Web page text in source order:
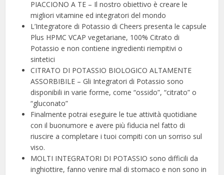
PIACCIONO A TE – Il nostro obiettivo è creare le
migliori vitamine ed integratori del mondo
L’Integratore di Potassio di Cheers presenta le capsule
Plus HPMC VCAP vegetariane, 100% Citrato di
Potassio e non contiene ingredienti riempitivi o
sintetici
CITRATO DI POTASSIO BIOLOGICO ALTAMENTE
ASSORBIBILE – Gli Integratori di Potassio sono
disponibili in varie forme, come “ossido”, “citrato” o
“gluconato”
Finalmente potrai eseguire le tue attività quotidiane
con il buonumore e avere più fiducia nel fatto di
riuscire a completare i tuoi compiti con un sorriso sul
viso.
MOLTI INTEGRATORI DI POTASSIO sono difficili da
inghiottire, fanno venire mal di stomaco e non sono in